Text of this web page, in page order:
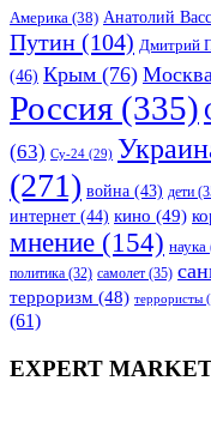
Америка (38) Анатолий
Путин (104) Дмитрий
(46) Крым (76)
Россия (335)
(63) Су-24 (29)
(271) война (43) дети
интернет (44) кино (49)
мнение (154) наука
политика (32) самолет (35)
терроризм (48) террористы
(61)
EXPERT